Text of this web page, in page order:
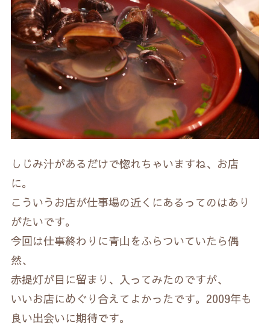
しじみ汁があるだけで惚れちゃいますね、お店
に。
こういうお店が仕事場の近くにあるってのはあり
がたいです。
今回は仕事終わりに青山をふらついていたら偶
然、
赤提灯が目に留まり、入ってみたのですが、
いいお店にめぐり合えてよかったです。2009年も
良い出会いに期待です。